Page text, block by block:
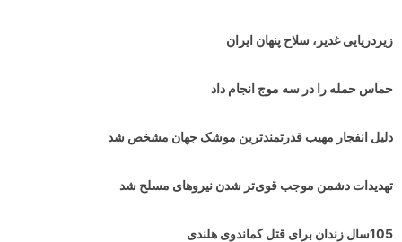
زیردریایی غدیر، سلاح پنهان ایران
حماس حمله را در سه موج انجام داد
دلیل انفجار مهیب قدرتمندترین موشک جهان مشخص شد
تهدیدات دشمن موجب قوی‌تر شدن نیروهای مسلح شد
105سال زندان برای قتل کماندوی هلندی